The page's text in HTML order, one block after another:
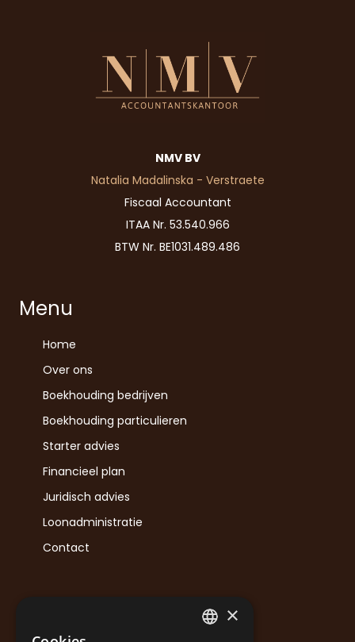
NMV BV
Natalia Madalinska - Verstraete
Fiscaal Accountant
ITAA Nr. 53.540.966
BTW Nr. BE1031.489.486
Menu
Home
Over ons
Boekhouding bedrijven
Boekhouding particulieren
Starter advies
Financieel plan
Juridisch advies
Loonadministratie
Contact
×